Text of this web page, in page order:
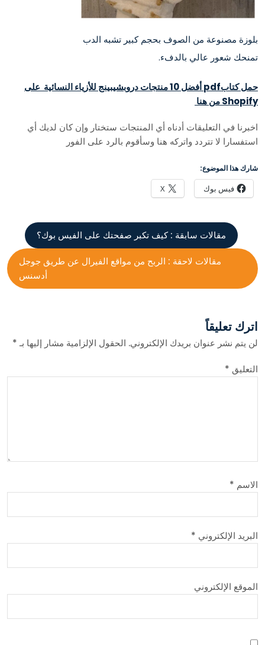
بلوزة مصنوعة من الصوف بحجم كبير تشبه الدب
تمنحك شعور عالي بالدفء.
حمل كتابpdf أفضل 10 منتجات دروبشيبينج للأزياء النسائية على
Shopify من هنا
اخبرنا في التعليقات أدناه أي المنتجات ستختار وإن كان لديك أي
استفسارا لا تتردد واتركه هنا وسأقوم بالرد على الفور
شارك هذا الموضوع:
فيس بوك X
مقالات سابقة : كيف تكبر صفحتك على الفيس بوك؟
مقالات لاحقة : الربح من مواقع الفيرال عن طريق جوجل
أدسنس
اترك تعليقاً
لن يتم نشر عنوان بريدك الإلكتروني. الحقول الإلزامية مشار إليها بـ*
التعليق *
الاسم *
البريد الإلكتروني *
الموقع الإلكتروني